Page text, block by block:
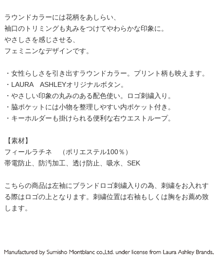
ラウンドカラーには花柄をあしらい、
袖口のトリミングも丸みをつけてやわらかな印象に。
やさしさを感じさせる、
フェミニンなデザインです。
・女性らしさを引き出すラウンドカラー。プリント柄も映えます。
・LAURA ASHLEYオリジナルボタン。
・やさしい印象の丸みのある配色使い。ロゴ刺繍入り。
・脇ポケットには小物を整理しやすい内ポケット付き。
・キーホルダーも掛けられる便利な右ウエストループ。
【素材】
フィールラチネ （ポリエステル100％）
帯電防止、防汚加工、透け防止、吸水、SEK
こちらの商品は左袖にブランドロゴ刺繍入りの為、刺繍をお入れす
る際はロゴの上となります。刺繍位置は右袖もしくは胸をお薦め致
します。